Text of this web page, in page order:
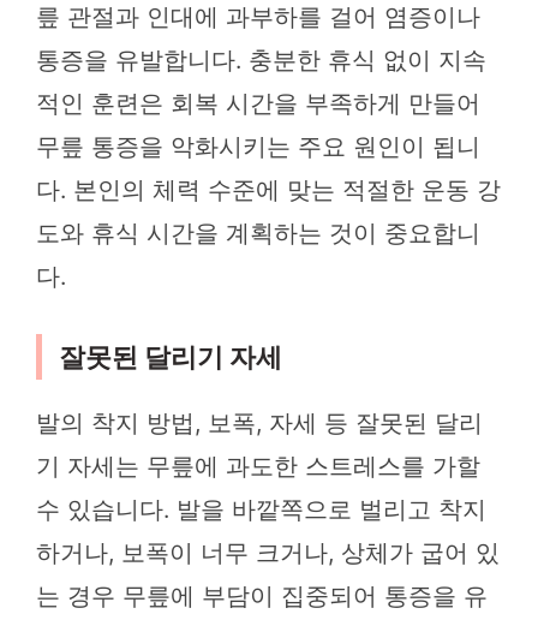
릎 관절과 인대에 과부하를 걸어 염증이나
통증을 유발합니다. 충분한 휴식 없이 지속
적인 훈련은 회복 시간을 부족하게 만들어
무릎 통증을 악화시키는 주요 원인이 됩니
다. 본인의 체력 수준에 맞는 적절한 운동 강
도와 휴식 시간을 계획하는 것이 중요합니
다.
잘못된 달리기 자세
발의 착지 방법, 보폭, 자세 등 잘못된 달리
기 자세는 무릎에 과도한 스트레스를 가할
수 있습니다. 발을 바깥쪽으로 벌리고 착지
하거나, 보폭이 너무 크거나, 상체가 굽어 있
는 경우 무릎에 부담이 집중되어 통증을 유